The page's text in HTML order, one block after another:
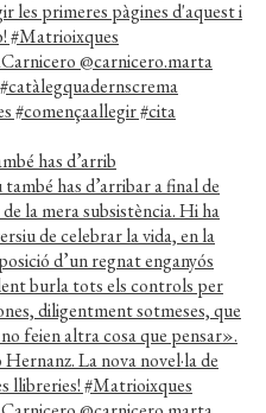
has d’arrib